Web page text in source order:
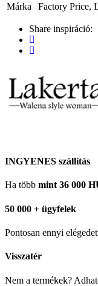
Márka
Factory Price,
Share inspiráció:
INGYENES szállítás
Ha több mint 36 000
50 000 + ügyfelek
Pontosan ennyi
Visszatér
Nem a termékek?